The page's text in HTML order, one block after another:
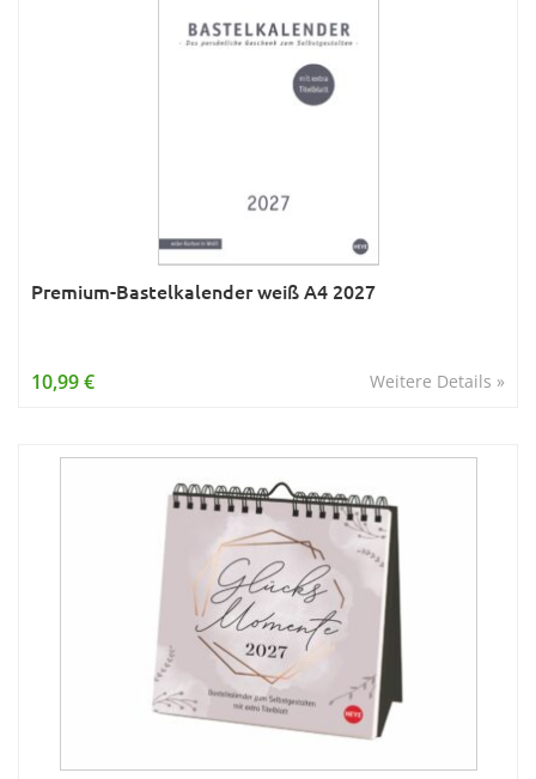
Premium-Bastelkalender weiß A4 2027
Weitere Details »
10,99 €